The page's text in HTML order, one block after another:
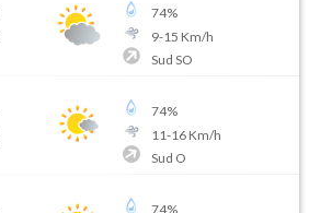
74%
9-15 Km/h
Sud SO
74%
11-16Km/h
Sud O
74%